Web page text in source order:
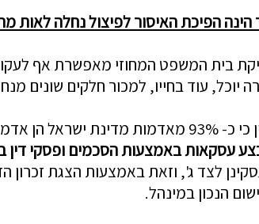
הפיכת האיסור לפיצול נחלה
בית המשפט המחוזי מאפשרת אף
יוכל, עוד בחייו, למכור חלקים שונים
רישום לגביהן, מכוח חוק. כעת,
עסקאות באמצעות הסכמים ופסקי
לצד ג', וזאת באמצעות הצגת זכרון
הנכון במינהל.